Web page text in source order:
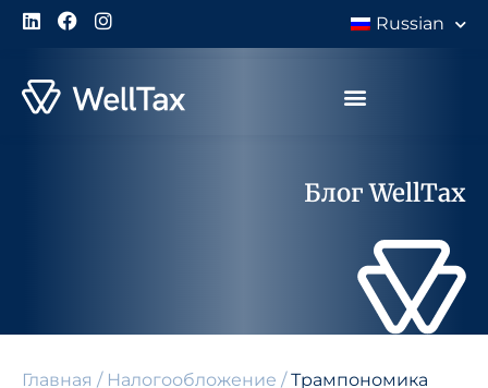
Russian
Блог WellTax
Главная / Налогообложение /Трампономика